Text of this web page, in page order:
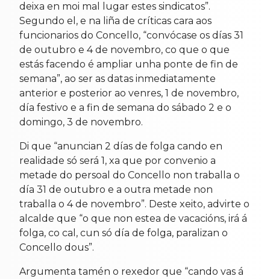
deixa en moi mal lugar estes sindicatos”.
Segundo el, e na liña de críticas cara aos
funcionarios do Concello, “convócase os días 31
de outubro e 4 de novembro, co que o que
estás facendo é ampliar unha ponte de fin de
semana”, ao ser as datas inmediatamente
anterior e posterior ao venres, 1 de novembro,
día festivo e a fin de semana do sábado 2 e o
domingo, 3 de novembro.
Di que “anuncian 2 días de folga cando en
realidade só será 1, xa que por convenio a
metade do persoal do Concello non traballa o
día 31 de outubro e a outra metade non
traballa o 4 de novembro”. Deste xeito, advirte o
alcalde que “o que non estea de vacacións, irá á
folga, co cal, cun só día de folga, paralizan o
Concello dous”.
Argumenta tamén o rexedor que “cando vas á